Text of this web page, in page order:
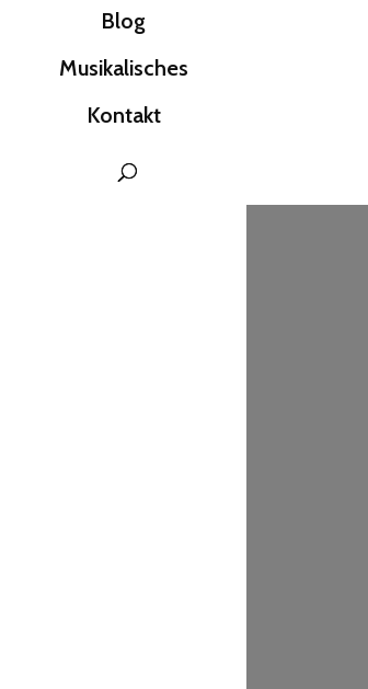
Blog
Musikalisches
Kontakt